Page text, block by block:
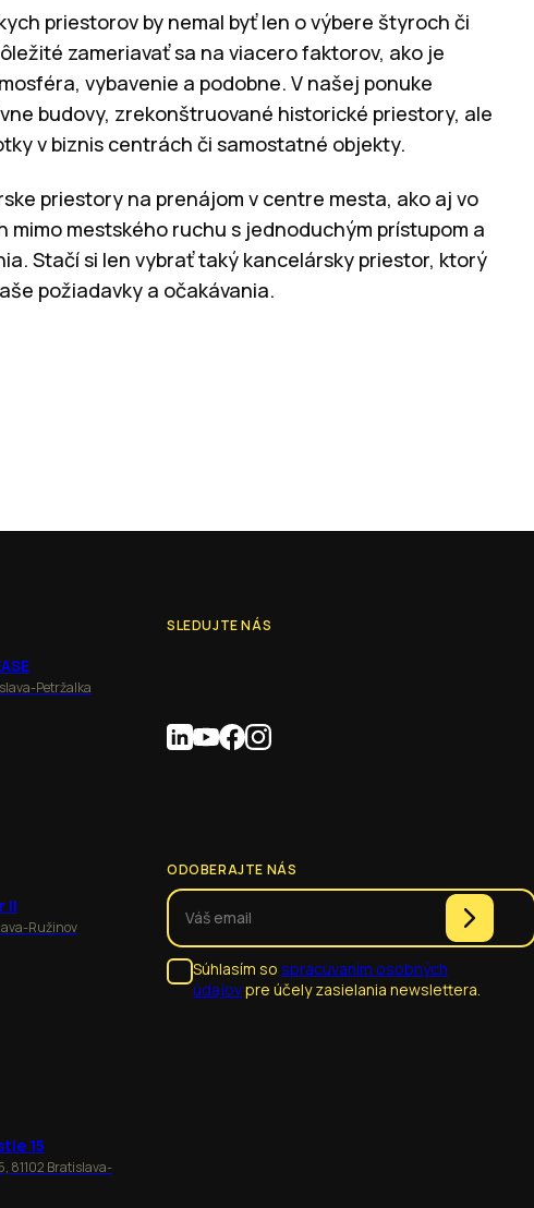
priestorov by nemal byť len o výbere štyroch či
zameriavať sa na viacero faktorov, ako je
vybavenie a podobne. V našej ponuke
budovy, zrekonštruované historické priestory, ale
v biznis centrách či samostatné objekty.
priestory na prenájom v centre mesta, ako aj vo
mimo mestského ruchu s jednoduchým prístupom a
Stačí si len vybrať taký kancelársky priestor, ktorý
požiadavky a očakávania.
Petržalka
II
Ružinov
15
81102 Bratislava-
SLEDUJTE NÁS
ODOBERAJTE NÁS
Súhlasím so spracúvaním osobných
údajovpre účely zasielania newslettera.